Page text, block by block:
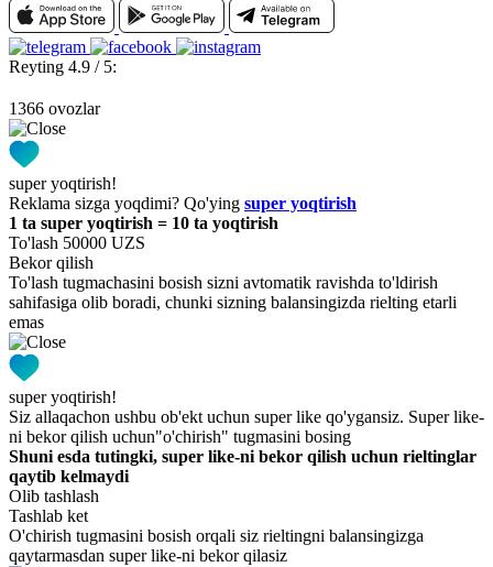
Reyting 4.9 / 5:
1366 ovozlar
super yoqtirish!
Reklama sizga yoqdimi? Qo'ying super yoqtirish
1 ta super yoqtirish = 10 ta yoqtirish
To'lash 50000 UZS
Bekor qilish
To'lash tugmachasini bosish sizni avtomatik ravishda to'ldirish
sahifasiga olib boradi, chunki sizning balansingizda rielting etarli
emas
super yoqtirish!
Siz allaqachon ushbu ob'ekt uchun super like qo'ygansiz. Super like-
ni bekor qilish uchun"o'chirish" tugmasini bosing
Shuni esda tutingki, super like-ni bekor qilish uchun rieltinglar
qaytib kelmaydi
Olib tashlash
Tashlab ket
O'chirish tugmasini bosish orqali siz rieltingni balansingizga
qaytarmasdan super like-ni bekor qilasiz